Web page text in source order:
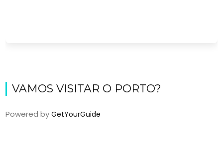
VAMOS VISITAR O PORTO?
Powered byGetYourGuide